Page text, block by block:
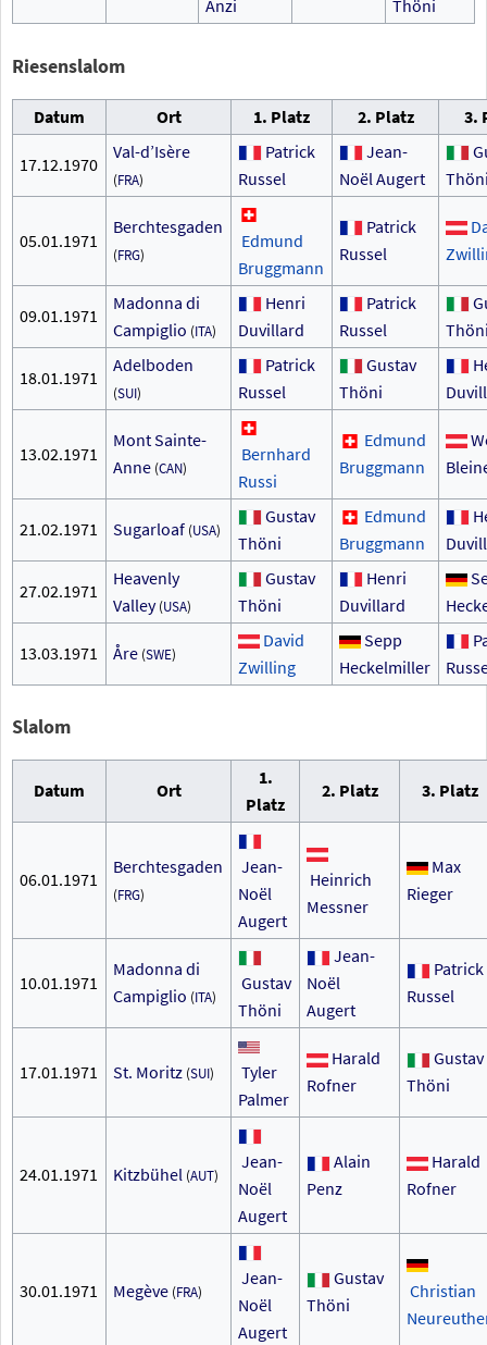
Anzi Thöni
Riesenslalom
Datum Ort 1. Platz 2. Platz 3.
17.12.1970
Val-d’Isère
(FRA)
Patrick
Russel
Jean-
Noël Augert
05.01.1971
Berchtesgaden
(FRG)
Edmund
Bruggmann
Patrick
Russel
09.01.1971
Madonna di
Campiglio (ITA)
Henri
Duvillard
Patrick
Russel
18.01.1971
Adelboden
(SUI)
Patrick
Russel
Gustav
Thöni
13.02.1971
Mont Sainte-
Anne (CAN)
Bernhard
Russi
Edmund
Bruggmann
21.02.1971 Sugarloaf (USA)
Gustav
Thöni
Edmund
Bruggmann
27.02.1971
Heavenly
Valley (USA)
Gustav
Thöni
Henri
Duvillard
13.03.1971 Åre (SWE)
David
Zwilling
Sepp
Heckelmiller
Slalom
Datum Ort
1.
Platz
2. Platz 3. Platz
06.01.1971
Berchtesgaden
(FRG)
Jean-
Noël
Augert
Heinrich
Messner
Max
Rieger
10.01.1971
Madonna di
Campiglio (ITA)
Gustav
Thöni
Jean-
Noël
Augert
Patrick
Russel
17.01.1971 St. Moritz (SUI)
Tyler
Palmer
Harald
Rofner
Gustav
Thöni
24.01.1971 Kitzbühel (AUT)
Jean-
Noël
Augert
Alain
Penz
Harald
Rofner
30.01.1971 Megève (FRA)
Jean-
Noël
Augert
Gustav
Thöni
Christian